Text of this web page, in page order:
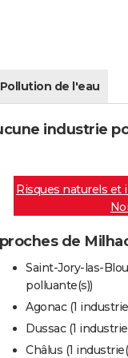
Pollution de l'eau
industrie
Risques naturels et
de
Saint-Jory-las-
polluante(s))
Agonac (1
Dussac (1
Châlus (1